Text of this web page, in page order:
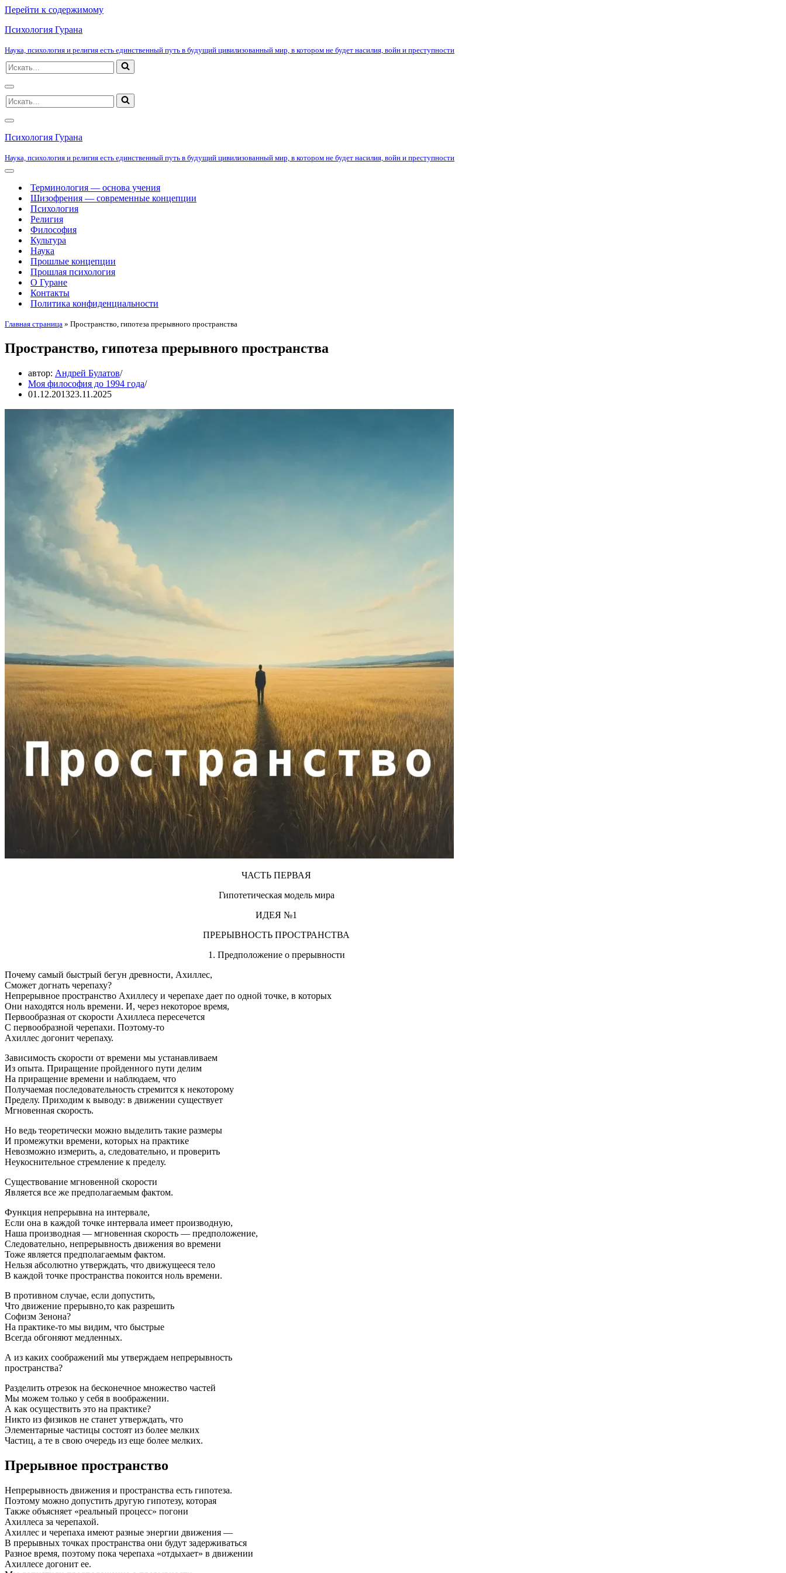
Перейти к содержимому
Психология Гурана
Наука, психология и религия есть единственный путь в будущий цивилизованный мир, в котором не будет насилия, войн и преступности
Искать...
Меню
навигации
Искать...
Меню
навигации
Психология Гурана
Наука, психология и религия есть единственный путь в будущий цивилизованный мир, в котором не будет насилия, войн и преступности
Меню
навигацииТерминология — основа учения
Шизофрения — современные концепции
Психология
Религия
Философия
Культура
Наука
Прошлые концепции
Прошлая психология
О Гуране
Контакты
Политика конфиденциальности
Главная страница » Пространство, гипотеза прерывного пространства
Пространство, гипотеза прерывного пространства
автор: Андрей Булатов
Моя философия до 1994 года
01.12.201323.11.2025
ЧАСТЬ ПЕРВАЯ
Гипотетическая модель мира
ИДЕЯ №1
ПРЕРЫВНОСТЬ ПРОСТРАНСТВА
1. Предположение о прерывности
Почему самый быстрый бегун древности, Ахиллес,
Сможет догнать черепаху?
Непрерывное пространство Ахиллесу и черепахе дает по одной точке, в которых
Они находятся ноль времени. И, через некоторое время,
Первообразная от скорости Ахиллеса пересечется
С первообразной черепахи. Поэтому-то
Ахиллес догонит черепаху.
Зависимость скорости от времени мы устанавливаем
Из опыта. Приращение пройденного пути делим
На приращение времени и наблюдаем, что
Получаемая последовательность стремится к некоторому
Пределу. Приходим к выводу: в движении существует
Мгновенная скорость.
Но ведь теоретически можно выделить такие размеры
И промежутки времени, которых на практике
Невозможно измерить, а, следовательно, и проверить
Неукоснительное стремление к пределу.
Существование мгновенной скорости
Является все же предполагаемым фактом.
Функция непрерывна на интервале,
Если она в каждой точке интервала имеет производную,
Наша производная — мгновенная скорость — предположение,
Следовательно, непрерывность движения во времени
Тоже является предполагаемым фактом.
Нельзя абсолютно утверждать, что движущееся тело
В каждой точке пространства покоится ноль времени.
В противном случае, если допустить,
Что движение прерывно,то как разрешить
Софизм Зенона?
На практике-то мы видим, что быстрые
Всегда обгоняют медленных.
А из каких соображений мы утверждаем непрерывность
пространства?
Разделить отрезок на бесконечное множество частей
Мы можем только у себя в воображении.
А как осуществить это на практике?
Никто из физиков не станет утверждать, что
Элементарные частицы состоят из более мелких
Частиц, а те в свою очередь из еще более мелких.
Прерывное пространство
Непрерывность движения и пространства есть гипотеза.
Поэтому можно допустить другую гипотезу, которая
Также объясняет «реальный процесс» погони
Ахиллеса за черепахой.
Ахиллес и черепаха имеют разные энергии движения —
В прерывных точках пространства они будут задерживаться
Разное время, поэтому пока черепаха «отдыхает» в движении
Ахиллесе догонит ее.